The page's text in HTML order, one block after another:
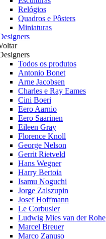
Relógios
Quadros e Pôsters
Miniaturas
Todos os produtos
Antonio Bonet
Arne Jacobsen
Charles e Ray Eames
Cini Boeri
Eero Aarnio
Eero Saarinen
Eileen Gray
Florence Knoll
George Nelson
Gerrit Rietveld
Hans Wegner
Harry Bertoia
Isamu Noguchi
Jorge Zalszupin
Josef Hoffmann
Le Corbusier
Ludwig Mies van der Rohe
Marcel Breuer
Marco Zanuso